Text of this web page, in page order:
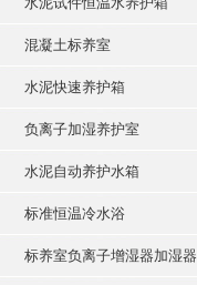
混凝土标养室
水泥快速养护箱
负离子加湿养护室
水泥自动养护水箱
标准恒温冷水浴
标养室负离子增湿器加湿器